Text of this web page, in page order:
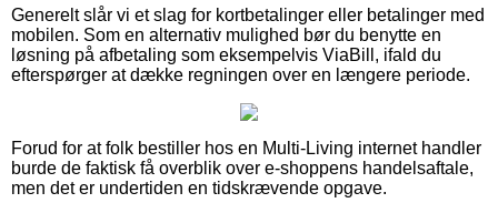
Generelt slår vi et slag for kortbetalinger eller betalinger med
mobilen. Som en alternativ mulighed bør du benytte en
løsning på afbetaling som eksempelvis ViaBill, ifald du
efterspørger at dække regningen over en længere periode.
Forud for at folk bestiller hos en Multi-Living internet handler
burde de faktisk få overblik over e-shoppens handelsaftale,
men det er undertiden en tidskrævende opgave.